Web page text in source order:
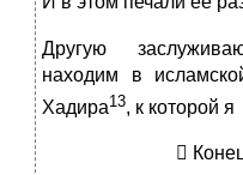
Другую
находим в
Хадира13, к которой я
